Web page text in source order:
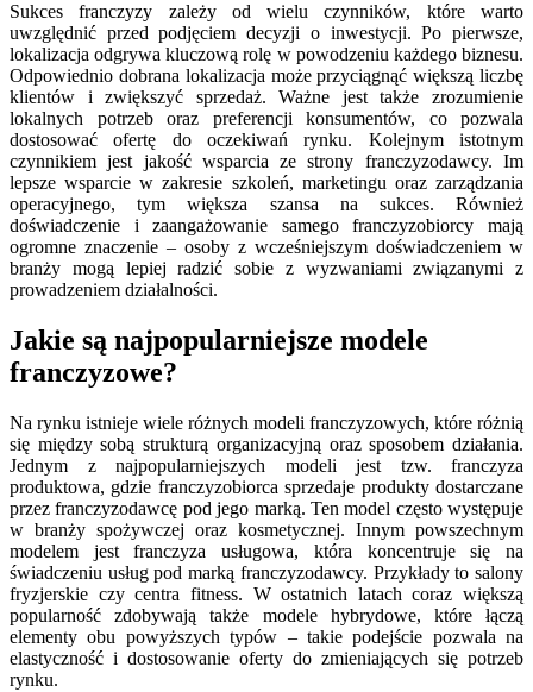
Sukces franczyzy zależy od wielu czynników, które warto
uwzględnić przed podjęciem decyzji o inwestycji. Po pierwsze,
lokalizacja odgrywa kluczową rolę w powodzeniu każdego biznesu.
Odpowiednio dobrana lokalizacja może przyciągnąć większą liczbę
klientów i zwiększyć sprzedaż. Ważne jest także zrozumienie
lokalnych potrzeb oraz preferencji konsumentów, co pozwala
dostosować ofertę do oczekiwań rynku. Kolejnym istotnym
czynnikiem jest jakość wsparcia ze strony franczyzodawcy. Im
lepsze wsparcie w zakresie szkoleń, marketingu oraz zarządzania
operacyjnego, tym większa szansa na sukces. Również
doświadczenie i zaangażowanie samego franczyzobiorcy mają
ogromne znaczenie – osoby z wcześniejszym doświadczeniem w
branży mogą lepiej radzić sobie z wyzwaniami związanymi z
prowadzeniem działalności.
Jakie są najpopularniejsze modele
franczyzowe?
Na rynku istnieje wiele różnych modeli franczyzowych, które różnią
się między sobą strukturą organizacyjną oraz sposobem działania.
Jednym z najpopularniejszych modeli jest tzw. franczyza
produktowa, gdzie franczyzobiorca sprzedaje produkty dostarczane
przez franczyzodawcę pod jego marką. Ten model często występuje
w branży spożywczej oraz kosmetycznej. Innym powszechnym
modelem jest franczyza usługowa, która koncentruje się na
świadczeniu usług pod marką franczyzodawcy. Przykłady to salony
fryzjerskie czy centra fitness. W ostatnich latach coraz większą
popularność zdobywają także modele hybrydowe, które łączą
elementy obu powyższych typów – takie podejście pozwala na
elastyczność i dostosowanie oferty do zmieniających się potrzeb
rynku.